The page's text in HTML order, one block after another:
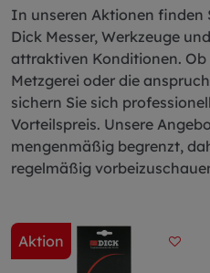
In unseren Aktionen finden
Dick Messer, Werkzeuge
attraktiven Konditionen.
Metzgerei oder die
sichern Sie sich
Vorteilspreis. Unsere
mengenmäßig begrenzt,
regelmäßig
Aktion